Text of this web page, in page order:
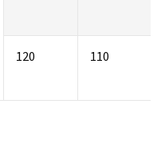
120 110